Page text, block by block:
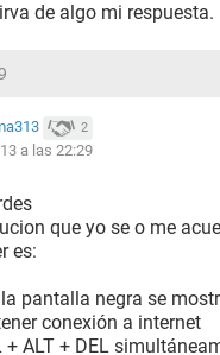
de algo mi respuesta.
2
a las 22:29
que yo se o me
es:
pantalla negra se
conexión a internet
+ ALT + DEL